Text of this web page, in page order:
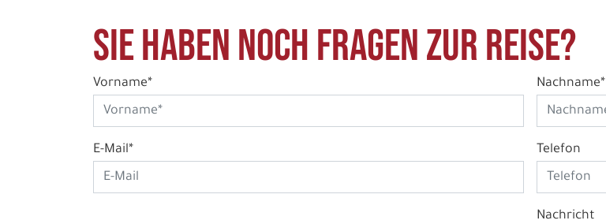
Sie haben noch Fragen zur Reise?
Vorname* Nachname*
E-Mail* Telefon
Nachricht